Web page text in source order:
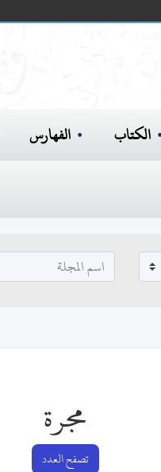
الكتاب الفهارس
مجرة
تصفح العدد